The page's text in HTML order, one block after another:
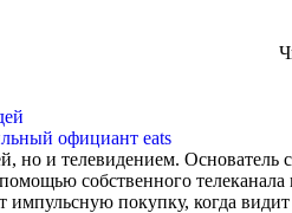
официант eats
но и телевидением. Основатель
собственного
покупку, когда